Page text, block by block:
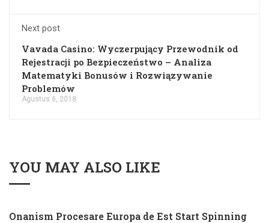
Next post
Vavada Casino: Wyczerpujący Przewodnik od
Rejestracji po Bezpieczeństwo – Analiza
Matematyki Bonusów i Rozwiązywanie
Problemów
Agustus 6, 2018
YOU MAY ALSO LIKE
Onanism Procesare Europa de Est Start Spinning